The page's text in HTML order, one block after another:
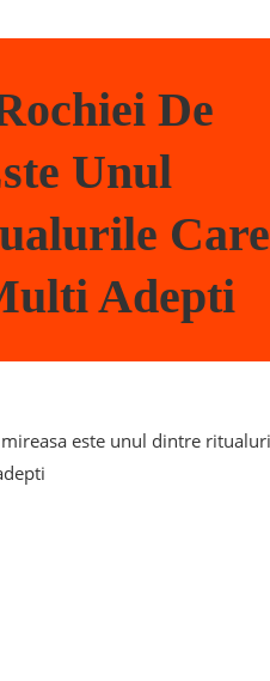
De
Unul
Care
Adepti
este unul dintre